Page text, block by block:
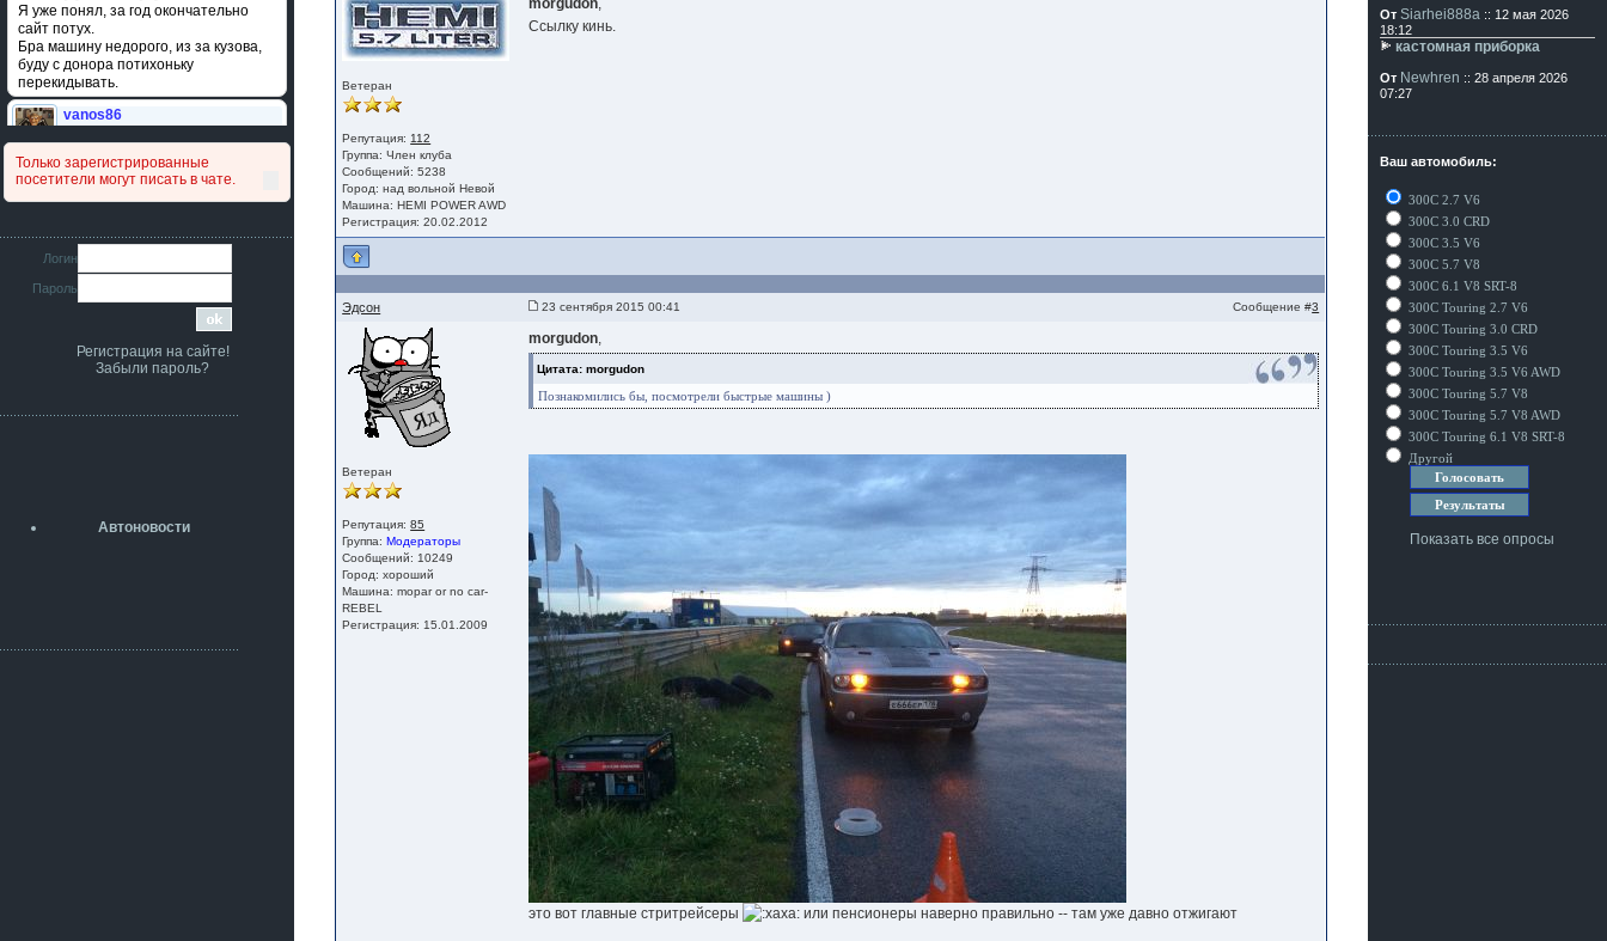
Я уже понял, за год окончательно
сайт потух.
Бра машину недорого, из за кузова,
буду с донора потихоньку
перекидывать.
vanos86
сравнивал подушку акпп бензиновой и
дизельной машины намера
4578063AG и 4578061AG? По фото
iMrCoffeeBLR4
11 июля 2026
[b]era124[/b],
Ага понял буду знать спасибо
era124
7 июля 2026
разболтовка 5х114.3 спокойно
А здесь уже кладбищенская тишина...
Только зарегистрированные
посетители могут писать в чате.
Логин
Пароль
Регистрация на сайте!
Забыли пароль?
Автоновости
Ветеран
Репутация: 112
Группа:Член клуба
Сообщений: 5238
Город: над вольной Невой
Машина: HEMI POWER AWD
Регистрация: 20.02.2012
morgudon,
Ссылку кинь.
Эдсон 23 сентября 2015 00:41 Сообщение #3
Ветеран
Репутация:85
Группа:Модераторы
Сообщений: 10249
Город: хороший
Машина: mopar or no car-
REBEL
Регистрация: 15.01.2009
morgudon,
Цитата: morgudon
Познакомились бы, посмотрели быстрые машины )
это вот главные стритрейсеры или пенсионеры наверно правильно -- там уже давно отжигают
От Siarhei888a :: 12 мая 2026
18:12
кастомная приборка
От Newhren :: 28 апреля 2026
07:27
Ваш автомобиль:
300C 2.7 V6
300C 3.0 CRD
300C 3.5 V6
300C 5.7 V8
300C 6.1 V8 SRT-8
300C Touring 2.7 V6
300C Touring 3.0 CRD
300C Touring 3.5 V6
300C Touring 3.5 V6 AWD
300C Touring 5.7 V8
300C Touring 5.7 V8 AWD
300C Touring 6.1 V8 SRT-8
Другой
Показать все опросы